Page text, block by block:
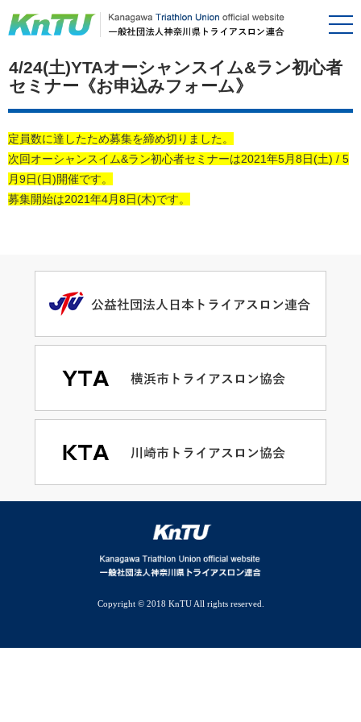
4/24(土)YTAオーシャンスイム&ラン初心者
セミナー《お申込みフォーム》
定員数に達したため募集を締め切りました。
次回オーシャンスイム&ラン初心者セミナーは2021年5月8日(土) / 5
月9日(日)開催です。
募集開始は2021年4月8日(木)です。
Copyright © 2018 KnTU All rights reserved.